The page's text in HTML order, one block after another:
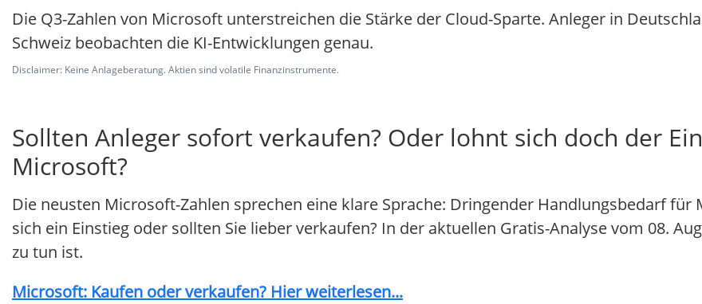
Die Q3-Zahlen von Microsoft unterstreichen die Stärke der Cloud-Sparte. Anleger in
Schweiz beobachten die KI-Entwicklungen genau.
Disclaimer: Keine Anlageberatung. Aktien sind volatile Finanzinstrumente.
Sollten Anleger sofort verkaufen? Oder lohnt sich doch der
Microsoft?
Die neusten Microsoft-Zahlen sprechen eine klare Sprache: Dringender Handlungsbedarf
sich ein Einstieg oder sollten Sie lieber verkaufen? In der aktuellen Gratis-Analyse vom 08.
zu tun ist.
Microsoft: Kaufen oder verkaufen? Hier weiterlesen...